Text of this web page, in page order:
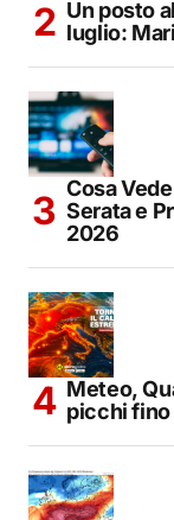
Un posto
luglio:
Cosa
Serata e
2026
Meteo,
picchi fino